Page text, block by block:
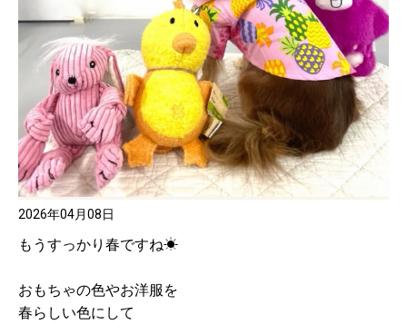
2026年04月08日
もうすっかり春ですね☀
おもちゃの色やお洋服を
春らしい色にして